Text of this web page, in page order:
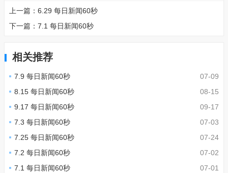
上一篇： 6.29 每日新闻60秒
下一篇： 7.1 每日新闻60秒
相关推荐
07-09
7.9 每日新闻60秒
08-15
8.15 每日新闻60秒
09-17
9.17 每日新闻60秒
07-03
7.3 每日新闻60秒
07-24
7.25 每日新闻60秒
07-02
7.2 每日新闻60秒
07-01
7.1 每日新闻60秒